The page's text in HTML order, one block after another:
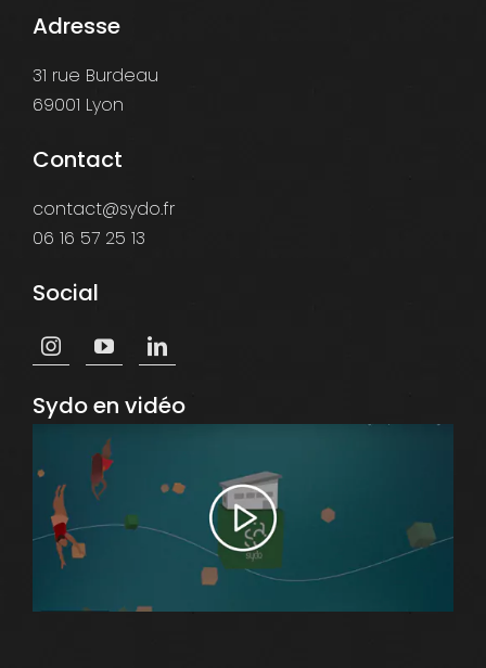
Adresse
31 rue Burdeau
69001 Lyon
Contact
contact@sydo.fr
06 16 57 25 13
Social
Sydo en vidéo